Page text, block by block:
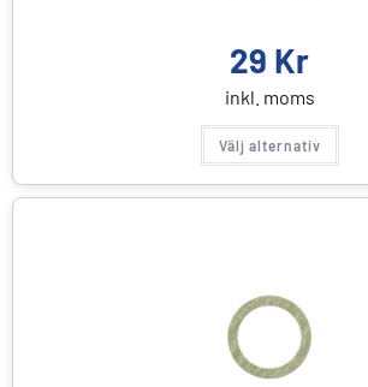
29 Kr
inkl. moms
Välj alternativ